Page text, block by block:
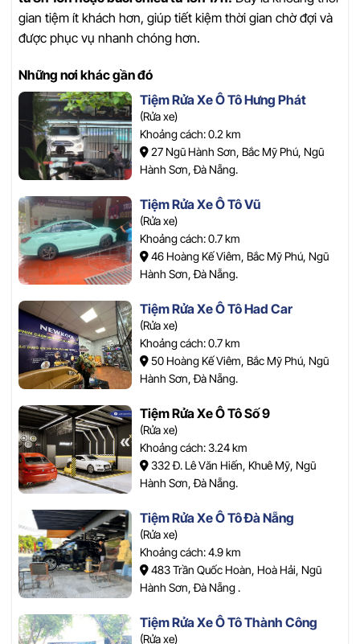
gian tiệm ít khách hơn, giúp tiết kiệm thời gian chờ đợi và
được phục vụ nhanh chóng hơn.
Những nơi khác gần đó
Tiệm Rửa Xe Ô Tô Hưng Phát
(Rửa xe)
Khoảng cách: 0.2 km
27 Ngũ Hành Sơn, Bắc Mỹ Phú, Ngũ
Hành Sơn, Đà Nẵng.
Tiệm Rửa Xe Ô Tô Vũ
(Rửa xe)
Khoảng cách: 0.7 km
46 Hoàng Kế Viêm, Bắc Mỹ Phú, Ngũ
Hành Sơn, Đà Nẵng.
Tiệm Rửa Xe Ô Tô Had Car
(Rửa xe)
Khoảng cách: 0.7 km
50 Hoàng Kế Viêm, Bắc Mỹ Phú, Ngũ
Hành Sơn, Đà Nẵng.
Tiệm Rửa Xe Ô Tô Số 9
(Rửa xe)
Khoảng cách: 3.24 km
332 Đ. Lê Văn Hiến, Khuê Mỹ, Ngũ
Hành Sơn, Đà Nẵng.
Tiệm Rửa Xe Ô Tô Đà Nẵng
(Rửa xe)
Khoảng cách: 4.9 km
483 Trần Quốc Hoàn, Hoà Hải, Ngũ
Hành Sơn, Đà Nẵng .
Tiệm Rửa Xe Ô Tô Thành Công
(Rửa xe)